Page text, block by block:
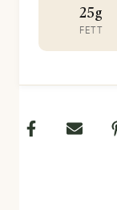
25g
FETT